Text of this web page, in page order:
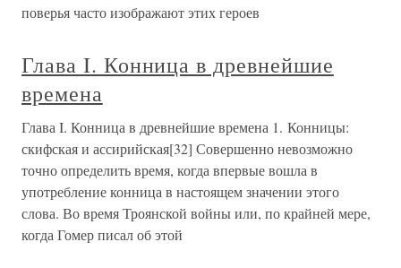
поверья часто изображают этих героев
Глава I. Конница в древнейшие
времена
Глава I. Конница в древнейшие времена 1. Конницы:
скифская и ассирийская[32] Совершенно невозможно
точно определить время, когда впервые вошла в
употребление конница в настоящем значении этого
слова. Во время Троянской войны или, по крайней мере,
когда Гомер писал об этой